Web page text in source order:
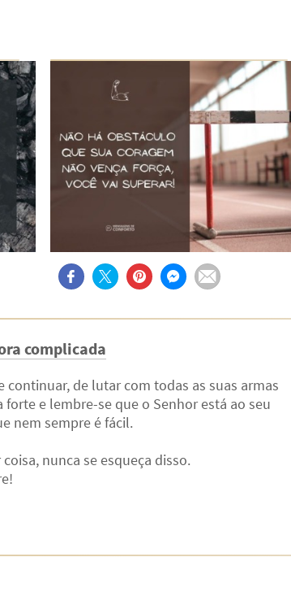
complicada
continuar, de lutar com todas as suas armas
e lembre-se que o Senhor está ao seu
nem sempre é fácil.
nunca se esqueça disso.